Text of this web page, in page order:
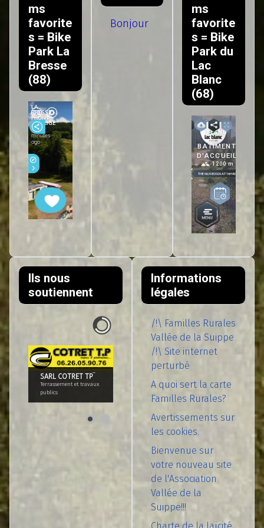
ms
favorite
s = Bike
Park La
Bresse
(88)
Bonjour
ms
favorite
s = Bike
Park du
Lac
Blanc
(68)
Ils nous
soutiennent
SARL COTRET TP¨
Terrassement et travaux
publics
Informations
légales
/!\ Familles Rurales
Vallée de la Suippe
/!\ Site internet
perturbé
A quoi sert la carte
Familles Rurales?
Avertissements sur
les cookies.
Bienvenue sur
votre nouveau site
de l'Association
Vallée de la
Suippe!!!